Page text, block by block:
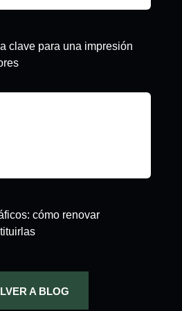
clave para una impresión
cómo renovar
A BLOG